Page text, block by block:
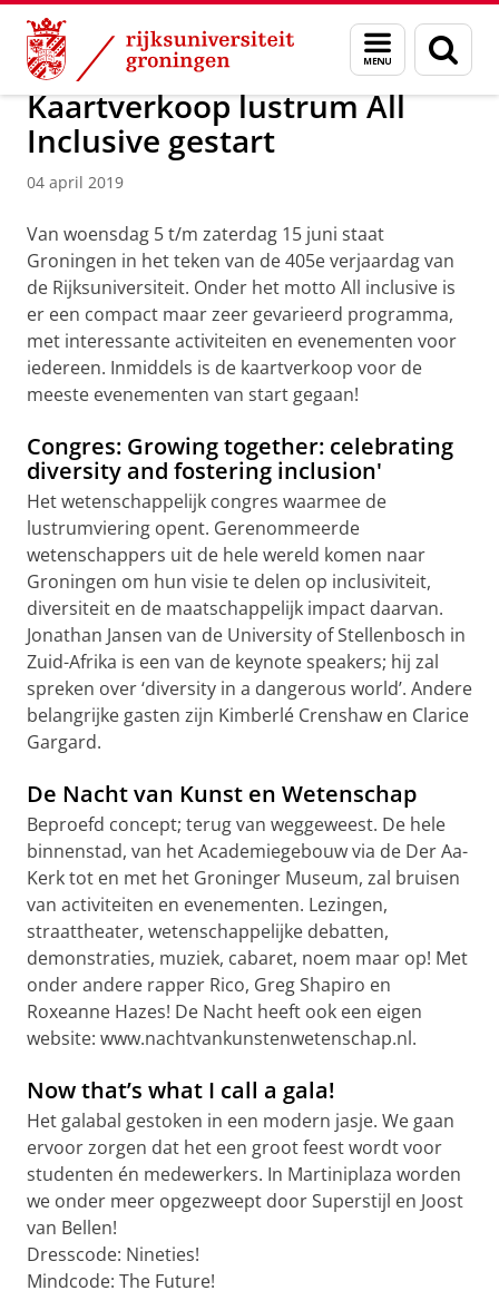
Skip
Content
Skip
Navigation
Menu
en
zoeken
Over ons Actueel Nieuws Nieuwsberichten
Kaartverkoop lustrum All
Inclusive gestart
04 april 2019
Van woensdag 5 t/m zaterdag 15 juni staat
Groningen in het teken van de 405e verjaardag van
de Rijksuniversiteit. Onder het motto All inclusive is
er een compact maar zeer gevarieerd programma,
met interessante activiteiten en evenementen voor
iedereen. Inmiddels is de kaartverkoop voor de
meeste evenementen van start gegaan!
Congres: Growing together: celebrating
diversity and fostering inclusion'
Het wetenschappelijk congres waarmee de
lustrumviering opent. Gerenommeerde
wetenschappers uit de hele wereld komen naar
Groningen om hun visie te delen op inclusiviteit,
diversiteit en de maatschappelijk impact daarvan.
Jonathan Jansen van de University of Stellenbosch in
Zuid-Afrika is een van de keynote speakers; hij zal
spreken over ‘diversity in a dangerous world’. Andere
belangrijke gasten zijn Kimberlé Crenshaw en Clarice
Gargard.
De Nacht van Kunst en Wetenschap
Beproefd concept; terug van weggeweest. De hele
binnenstad, van het Academiegebouw via de Der Aa-
Kerk tot en met het Groninger Museum, zal bruisen
van activiteiten en evenementen. Lezingen,
straattheater, wetenschappelijke debatten,
demonstraties, muziek, cabaret, noem maar op! Met
onder andere rapper Rico, Greg Shapiro en
Roxeanne Hazes! De Nacht heeft ook een eigen
website: www.nachtvankunstenwetenschap.nl.
Now that’s what I call a gala!
Het galabal gestoken in een modern jasje. We gaan
ervoor zorgen dat het een groot feest wordt voor
studenten én medewerkers. In Martiniplaza worden
we onder meer opgezweept door Superstijl en Joost
van Bellen!
Dresscode: Nineties!
Mindcode: The Future!